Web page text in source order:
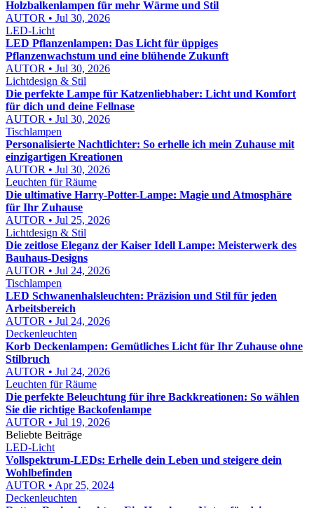
Holzbalkenlampen für mehr Wärme und Stil
AUTOR • Jul 30, 2026
LED-Licht
LED Pflanzenlampen: Das Licht für üppiges
Pflanzenwachstum und eine blühende Zukunft
AUTOR • Jul 30, 2026
Lichtdesign & Stil
Die perfekte Lampe für Katzenliebhaber: Licht und Komfort
für dich und deine Fellnase
AUTOR • Jul 30, 2026
Tischlampen
Personalisierte Nachtlichter: So erhelle ich mein Zuhause mit
einzigartigen Kreationen
AUTOR • Jul 30, 2026
Leuchten für Räume
Die ultimative Harry-Potter-Lampe: Magie und Atmosphäre
für Ihr Zuhause
AUTOR • Jul 25, 2026
Lichtdesign & Stil
Die zeitlose Eleganz der Kaiser Idell Lampe: Meisterwerk des
Bauhaus-Designs
AUTOR • Jul 24, 2026
Tischlampen
LED Schwanenhalsleuchten: Präzision und Stil für jeden
Arbeitsbereich
AUTOR • Jul 24, 2026
Deckenleuchten
Korb Deckenlampen: Gemütliches Licht für Ihr Zuhause ohne
Stilbruch
AUTOR • Jul 24, 2026
Leuchten für Räume
Die perfekte Beleuchtung für ihre Backkreationen: So wählen
Sie die richtige Backofenlampe
AUTOR • Jul 19, 2026
Beliebte Beiträge
LED-Licht
Vollspektrum-LEDs: Erhelle dein Leben und steigere dein
Wohlbefinden
AUTOR • Apr 25, 2024
Deckenleuchten